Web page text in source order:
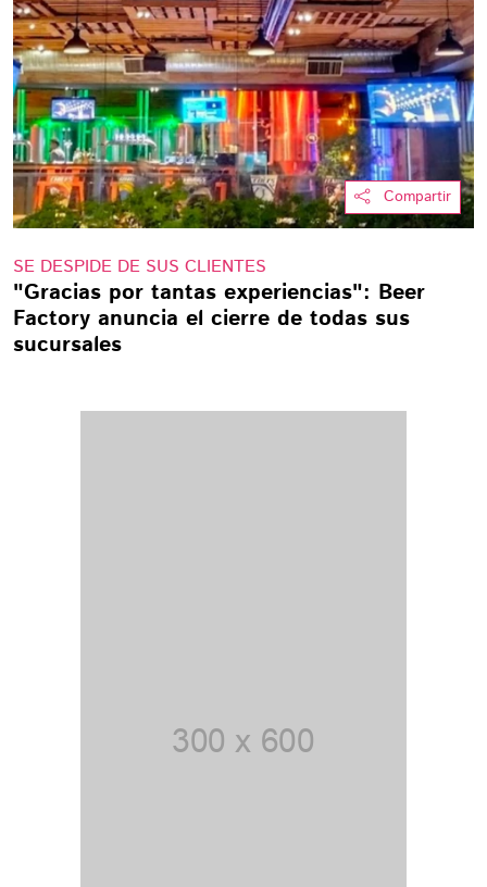
Compartir
SE DESPIDE DE SUS CLIENTES
"Gracias por tantas experiencias": Beer
Factory anuncia el cierre de todas sus
sucursales